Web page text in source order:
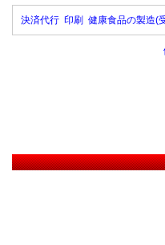
決済代行 印刷 健康食品の製造(